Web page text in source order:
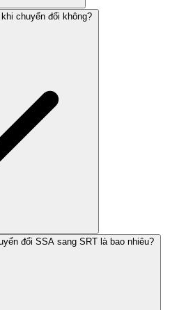
chuyển đổi không?
đổi SSA sang SRT là bao nhiêu?